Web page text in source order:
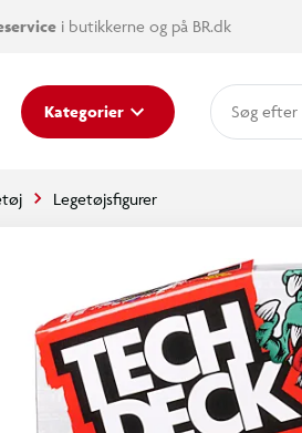
i butikkerne og på BR.dk
Kategorier
Legetøjsfigurer